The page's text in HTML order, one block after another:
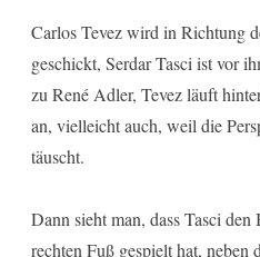
Carlos Tevez wird in Richtung
geschickt, Serdar Tasci ist vor
zu René Adler, Tevez läuft
an, vielleicht auch, weil die
täuscht.
Dann sieht man, dass Tasci
rechten Fuß gespielt hat, neben